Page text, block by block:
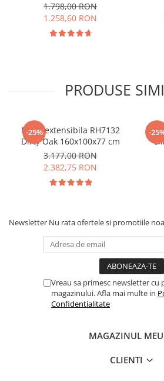
1.798,00 RON
1.258,60 RON
PRODUSE
-25%
Masa extensibila RH7132
Dirty Oak 160x100x77 cm
3.177,00 RON
2.382,75 RON
-
Newsletter Nu rata ofertele si promotiile
Vreau sa primesc newsletter cu
magazinului. Afla mai multe in
Confidentialitate
MAGAZINUL MEU
CLIENTI